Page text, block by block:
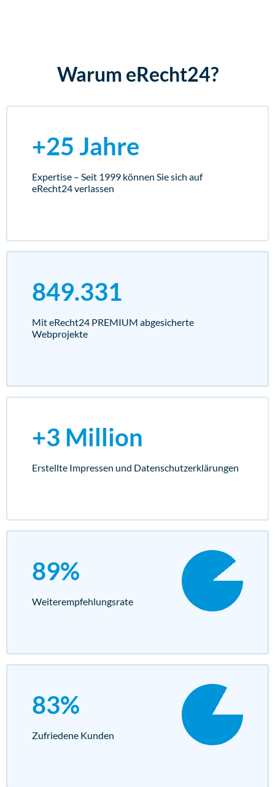
Warum eRecht24?
+25 Jahre
Expertise – Seit 1999 können Sie sich auf
eRecht24 verlassen
849.331
Mit eRecht24 PREMIUM abgesicherte
Webprojekte
+3 Million
Erstellte Impressen und Datenschutz­erklärungen
89%
Weiterempfehlungs­rate
83%
Zufriedene Kunden